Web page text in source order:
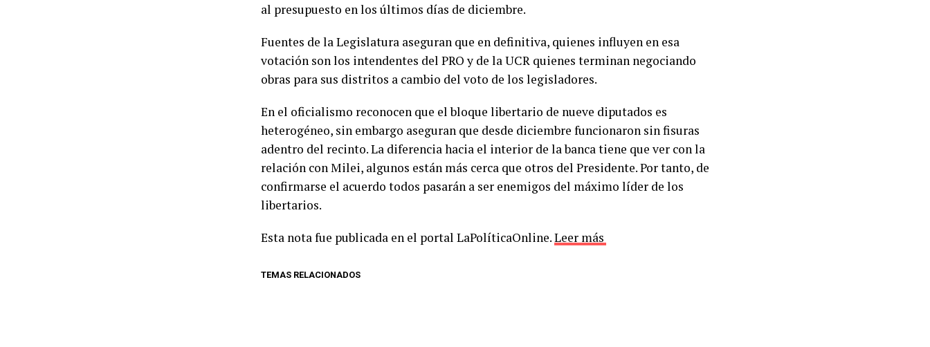
al presupuesto en los últimos días de diciembre.
Fuentes de la Legislatura aseguran que en definitiva, quienes influyen en esa
votación son los intendentes del PRO y de la UCR quienes terminan negociando
obras para sus distritos a cambio del voto de los legisladores.
En el oficialismo reconocen que el bloque libertario de nueve diputados es
heterogéneo, sin embargo aseguran que desde diciembre funcionaron sin fisuras
adentro del recinto. La diferencia hacia el interior de la banca tiene que ver con la
relación con Milei, algunos están más cerca que otros del Presidente. Por tanto, de
confirmarse el acuerdo todos pasarán a ser enemigos del máximo líder de los
libertarios.
Esta nota fue publicada en el portal LaPolíticaOnline.Leer más
TEMAS RELACIONADOS